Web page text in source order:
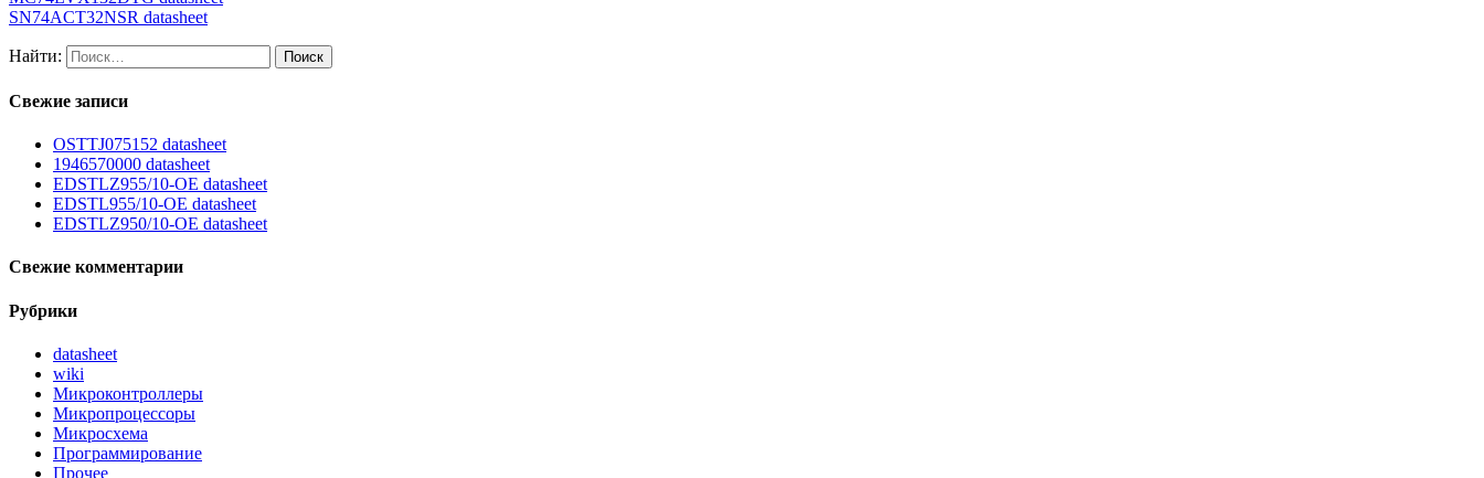
SN74ACT32NSR datasheet
Найти:
Свежие записи
OSTTJ075152 datasheet
1946570000 datasheet
EDSTLZ955/10-OE datasheet
EDSTL955/10-OE datasheet
EDSTLZ950/10-OE datasheet
Свежие комментарии
Рубрики
datasheet
wiki
Микроконтроллеры
Микропроцессоры
Микросхема
Программирование
Прочее